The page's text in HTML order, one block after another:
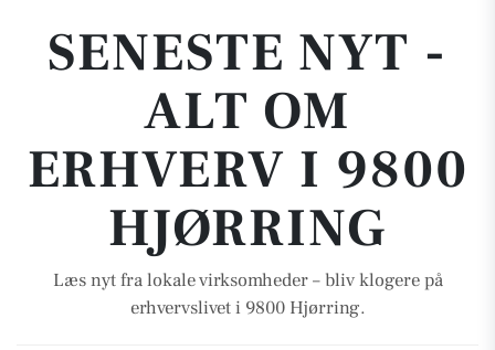
SENESTE NYT -
ALT OM
ERHVERV I 9800
HJØRRING
Læs nyt fra lokale virksomheder – bliv klogere på
erhvervslivet i 9800 Hjørring.